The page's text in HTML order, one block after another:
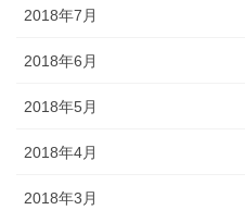
2018年7月
2018年6月
2018年5月
2018年4月
2018年3月